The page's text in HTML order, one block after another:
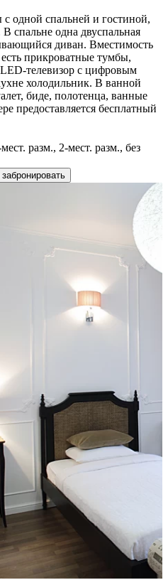
одной спальней и гостиной,
спальне одна двуспальная
диван. Вместимость
прикроватные тумбы,
телевизор с цифровым
холодильник. В ванной
биде, полотенца, ванные
предоставляется бесплатный
разм., 2-мест. разм., без